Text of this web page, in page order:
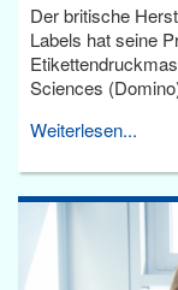
Der britische
Labels hat seine
Sciences
Weiterlesen...